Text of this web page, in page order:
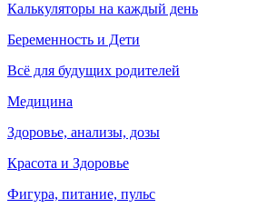
Калькуляторы на каждый день
Беременность и Дети
Всё для будущих родителей
Медицина
Здоровье, анализы, дозы
Красота и Здоровье
Фигура, питание, пульс